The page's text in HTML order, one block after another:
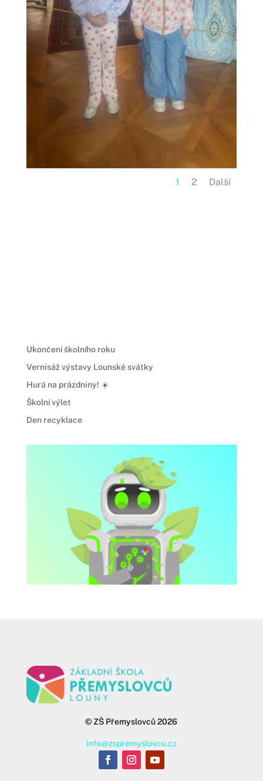
1 2 Další
Ukončení školního roku
Vernisáž výstavy Lounské svátky
Hurá na prázdniny! ☀️
Školní výlet
Den recyklace
©ZŠ Přemyslovců 2026
info@zspremyslovcu.cz